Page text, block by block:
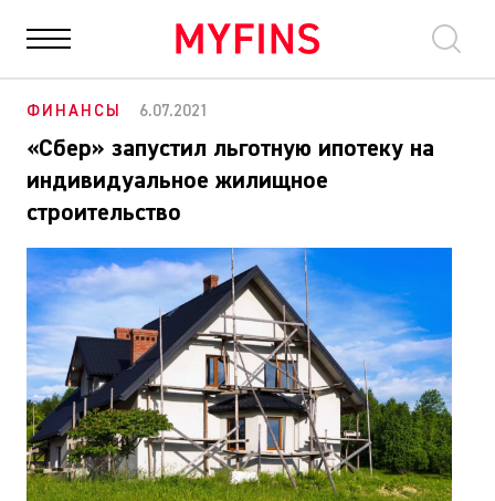
НОВОСТИ ФИНАНСЫ ОБЩЕСТВО
ФИНАНСЫ 6.07.2021
«Сбер» запустил льготную ипотеку на
индивидуальное жилищное
строительство